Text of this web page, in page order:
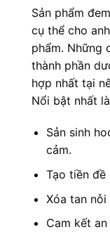
Sản phẩm
cụ thể cho
phẩm. Những
thành phần
hợp nhất tại
Nổi bật nhất
Sản sinh
cảm.
Tạo tiền
Xóa tan nỗi
Cam kết